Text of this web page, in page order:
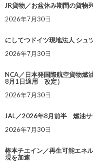
JR貨物／お盆休み期間の貨物
2026年7月30日
にしてつドイツ現地法人 シュ
2026年7月30日
NCA／日本発国際航空貨物燃
8月1日適用 改定）
2026年7月30日
JAL／2026年8月前半 燃油サ
2026年7月30日
椿本チエイン／再生可能エネ
現を加速